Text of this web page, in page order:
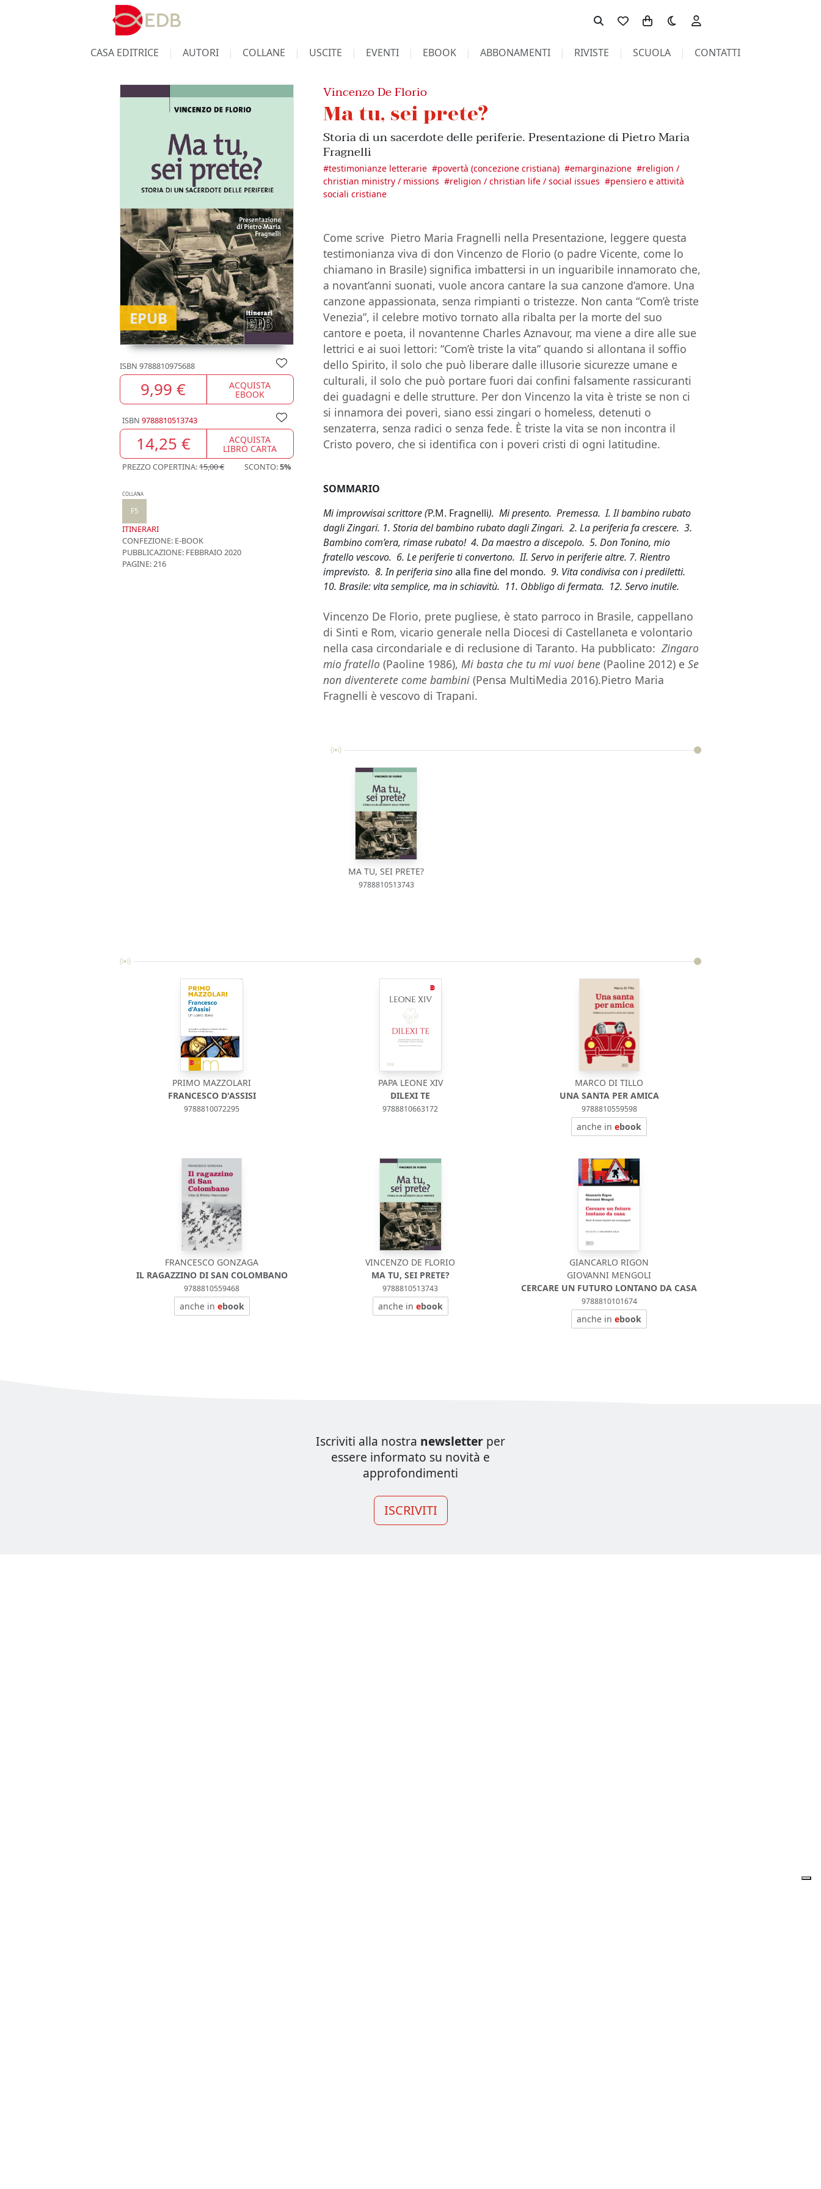
Toggle theme
CASA EDITRICE AUTORI COLLANE USCITE EVENTI EBOOK ABBONAMENTI RIVISTE SCUOLA CONTATTI
EPUB
ISBN 9788810975688
9,99 € ACQUISTA
EBOOK
ISBN 9788810513743
14,25 € ACQUISTA
LIBRO CARTA
PREZZO COPERTINA:15,00 € SCONTO:5%
COLLANA
F5
ITINERARI
CONFEZIONE: E-BOOK
PUBBLICAZIONE: FEBBRAIO 2020
PAGINE: 216
Vincenzo De Florio
Ma tu, sei prete?
Storia di un sacerdote delle periferie. Presentazione di Pietro Maria
Fragnelli
#testimonianze letterarie #povertà (concezione cristiana) #emarginazione #religion /
christian ministry / missions #religion / christian life / social issues #pensiero e attività
sociali cristiane
Come scrive Pietro Maria Fragnelli nella Presentazione, leggere questa
testimonianza viva di don Vincenzo de Florio (o padre Vicente, come lo
chiamano in Brasile) significa imbattersi in un inguaribile innamorato che,
a novant’anni suonati, vuole ancora cantare la sua canzone d’amore. Una
canzone appassionata, senza rimpianti o tristezze. Non canta “Com’è triste
Venezia”, il celebre motivo tornato alla ribalta per la morte del suo
cantore e poeta, il novantenne Charles Aznavour, ma viene a dire alle sue
lettrici e ai suoi lettori: “Com’è triste la vita” quando si allontana il soffio
dello Spirito, il solo che può liberare dalle illusorie sicurezze umane e
culturali, il solo che può portare fuori dai confini falsamente rassicuranti
dei guadagni e delle strutture. Per don Vincenzo la vita è triste se non ci
si innamora dei poveri, siano essi zingari o homeless, detenuti o
senzaterra, senza radici o senza fede. È triste la vita se non incontra il
Cristo povero, che si identifica con i poveri cristi di ogni latitudine.
SOMMARIO
Mi improvvisai scrittore (P.M. Fragnelli). Mi presento. Premessa. I. Il bambino rubato
dagli Zingari. 1. Storia del bambino rubato dagli Zingari. 2. La periferia fa crescere. 3.
Bambino com’era, rimase rubato! 4. Da maestro a discepolo. 5. Don Tonino, mio
fratello vescovo. 6. Le periferie ti convertono. II. Servo in periferie altre. 7. Rientro
imprevisto. 8. In periferia sinoalla fine del mondo. 9. Vita condivisa con i prediletti.
10. Brasile: vita semplice, ma in schiavitù. 11. Obbligo di fermata. 12. Servo inutile.
Vincenzo De Florio, prete pugliese, è stato parroco in Brasile, cappellano
di Sinti e Rom, vicario generale nella Diocesi di Castellaneta e volontario
nella casa circondariale e di reclusione di Taranto. Ha pubblicato:Zingaro
mio fratello (Paoline 1986),Mi basta che tu mi vuoi bene (Paoline 2012) eSe
non diventerete come bambini (Pensa MultiMedia 2016).Pietro Maria
Fragnelli è vescovo di Trapani.
MA TU, SEI PRETE?
9788810513743
PRIMO MAZZOLARI
FRANCESCO D'ASSISI
9788810072295
PAPA LEONE XIV
DILEXI TE
9788810663172
MARCO DI TILLO
UNA SANTA PER AMICA
9788810559598
anche inebook
FRANCESCO GONZAGA
IL RAGAZZINO DI SAN COLOMBANO
9788810559468
anche in ebook
VINCENZO DE FLORIO
MA TU, SEI PRETE?
9788810513743
anche in ebook
GIANCARLO RIGON
GIOVANNI MENGOLI
CERCARE UN FUTURO LONTANO DA CASA
9788810101674
anche inebook
Iscriviti alla nostra newsletter per
essere informato su novità e
approfondimenti
ISCRIVITI